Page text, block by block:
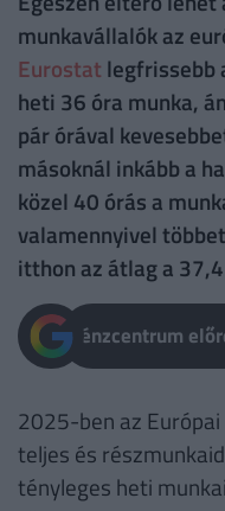
munkavállalók az
Eurostat legfrissebb
heti 36 óra munka,
pár órával
másoknál inkább a
közel 40 órás a
valamennyivel
itthon az átlag a
Pénzcentrum
2025-ben az
teljes és
tényleges heti